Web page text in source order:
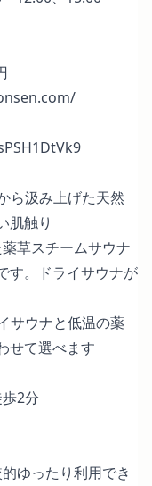
ら汲み上げた天然
肌触り
草スチームサウナ
す。ドライサウナが
サウナと低温の薬
せて選べます
2分
ゆったり利用でき